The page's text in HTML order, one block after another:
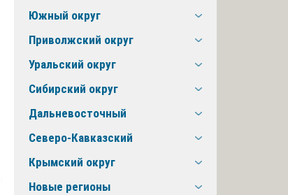
Южный округ
Приволжский округ
Уральский округ
Сибирский округ
Дальневосточный
Северо-Кавказский
Крымский округ
Новые регионы